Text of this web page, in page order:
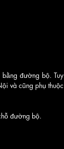
đường bộ. Tuy
và cũng phụ thuộc
đường bộ.